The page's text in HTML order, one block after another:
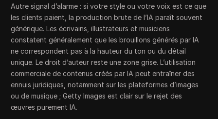
Autre signal d’alarme : si votre style ou votre voix est ce que
les clients paient, la production brute de l’IA paraît souvent
générique. Les écrivains, illustrateurs et musiciens
constatent généralement que les brouillons générés par IA
ne correspondent pas à la hauteur du ton ou du détail
unique. Le droit d’auteur reste une zone grise. L’utilisation
commerciale de contenus créés par IA peut entraîner des
ennuis juridiques, notamment sur les plateformes d’images
ou de musique ; Getty Images est clair sur le rejet des
œuvres purement IA.